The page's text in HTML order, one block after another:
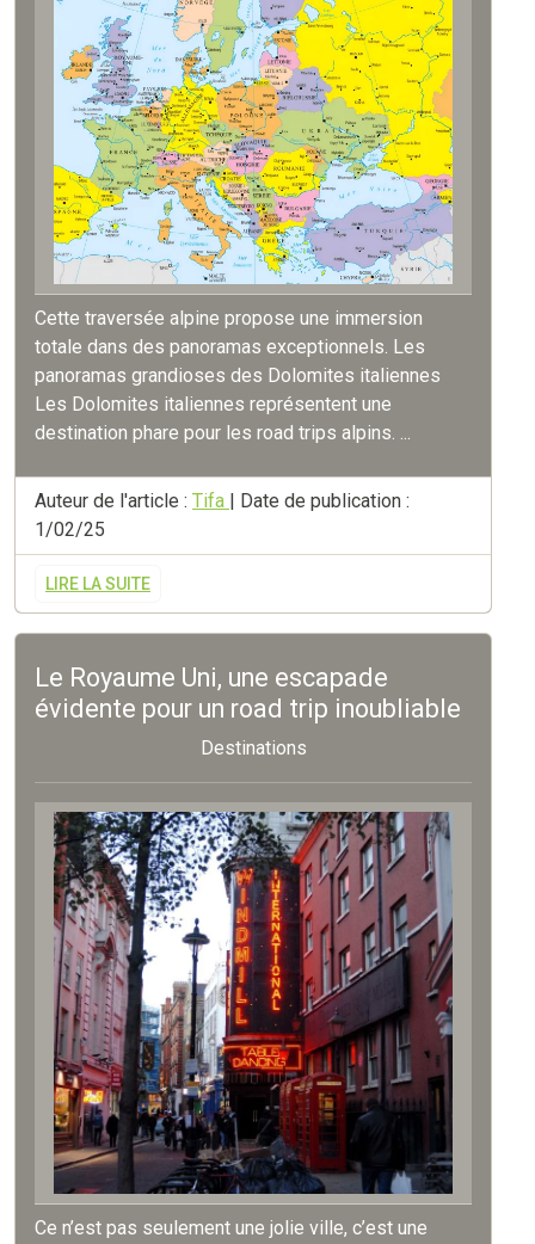
Cette traversée alpine propose une immersion
totale dans des panoramas exceptionnels. Les
panoramas grandioses des Dolomites italiennes
Les Dolomites italiennes représentent une
destination phare pour les road trips alpins. ...
Auteur de l'article : Tifa | Date de publication :
1/02/25
LIRE LA SUITE
Le Royaume Uni, une escapade
évidente pour un road trip inoubliable
Destinations
Ce n’est pas seulement une jolie ville, c’est une